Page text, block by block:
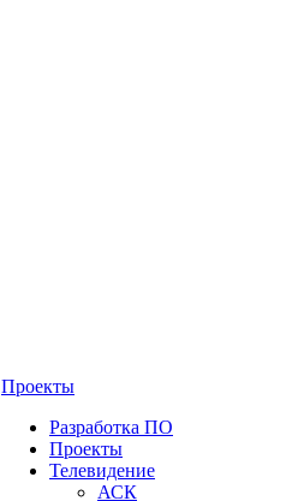
Проекты
Разработка ПО
Проекты
Телевидение
АСК